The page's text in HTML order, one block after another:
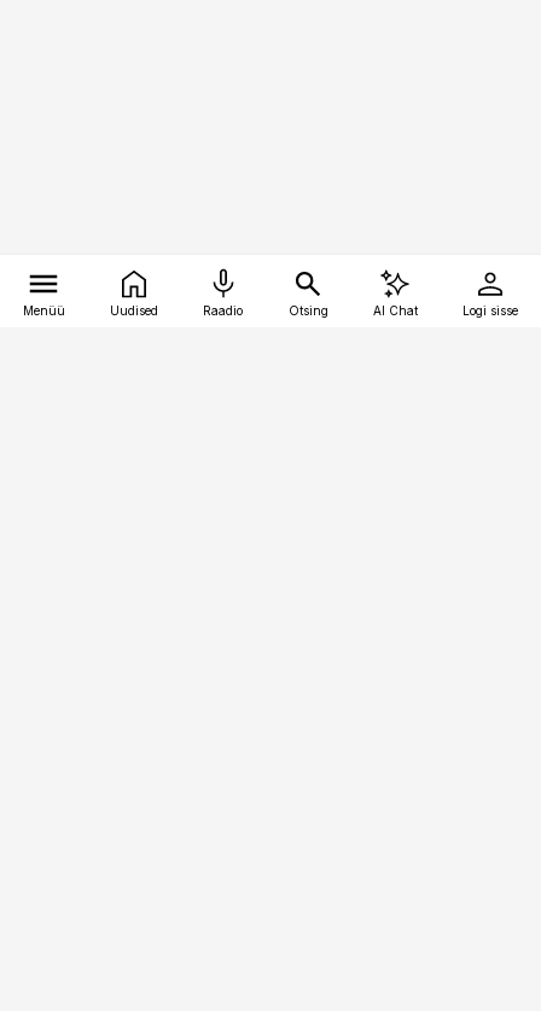
Menüü Uudised Raadio Otsing AI Chat Logi sisse